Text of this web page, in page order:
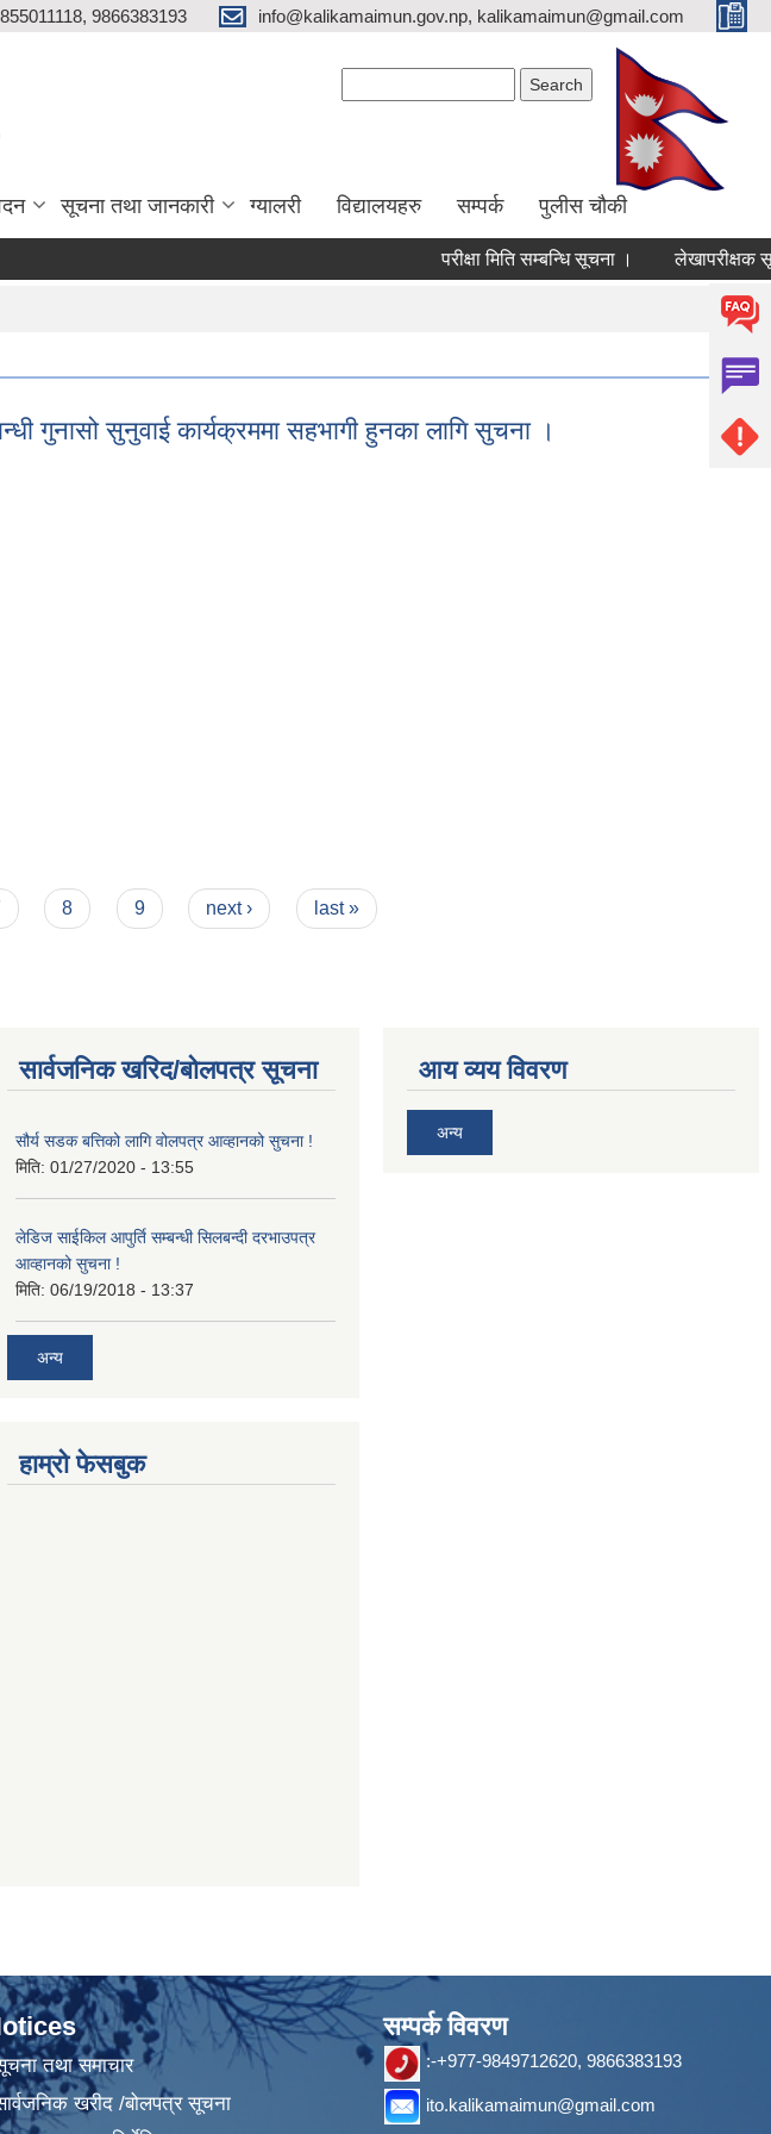
9866383193 info@kalikamaimun.gov.np, kalikamaimun@gmail.com
सूचना तथा जानकारी ग्यालरी विद्यालयहरु सम्पर्क पुलीस चौकी
परीक्षा मिति सम्बन्धि सूचना । लेखापरीक्षक
गुनासो सुनुवाई कार्यक्रममा सहभागी हुनका लागि सुचना ।
8 9 next › last »
सार्वजनिक खरिद/बोलपत्र सूचना
सौर्य सडक बत्तिको लागि वोलपत्र आव्हानको सुचना !
मिति: 01/27/2020 - 13:55
लेडिज साईकिल आपुर्ति सम्बन्धी सिलबन्दी दरभाउपत्र
आव्हानको सुचना !
मिति: 06/19/2018 - 13:37
अन्य
आय व्यय विवरण
अन्य
हाम्रो फेसबुक
तथा समाचार
खरीद /बोलपत्र सूचना
सम्पर्क विवरण
:-+977-9849712620, 9866383193
ito.kalikamaimun@gmail.com